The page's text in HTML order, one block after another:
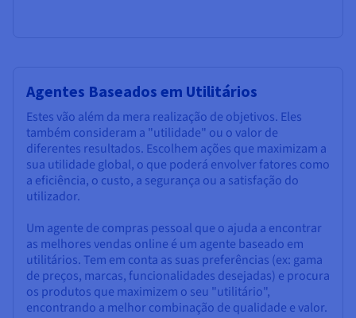
Agentes Baseados em Utilitários
Estes vão além da mera realização de objetivos. Eles
também consideram a "utilidade" ou o valor de
diferentes resultados. Escolhem ações que maximizam a
sua utilidade global, o que poderá envolver fatores como
a eficiência, o custo, a segurança ou a satisfação do
utilizador.
Um agente de compras pessoal que o ajuda a encontrar
as melhores vendas online é um agente baseado em
utilitários. Tem em conta as suas preferências (ex: gama
de preços, marcas, funcionalidades desejadas) e procura
os produtos que maximizem o seu "utilitário",
encontrando a melhor combinação de qualidade e valor.